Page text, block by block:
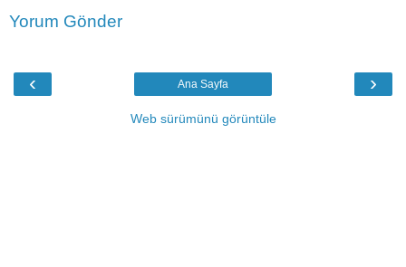
Yorum Gönder
‹ ›
Ana Sayfa
Web sürümünü görüntüle